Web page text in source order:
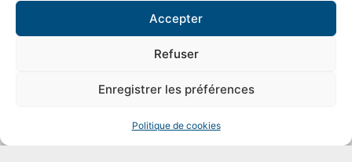
Accepter
Refuser
Enregistrer les préférences
Politique de cookies